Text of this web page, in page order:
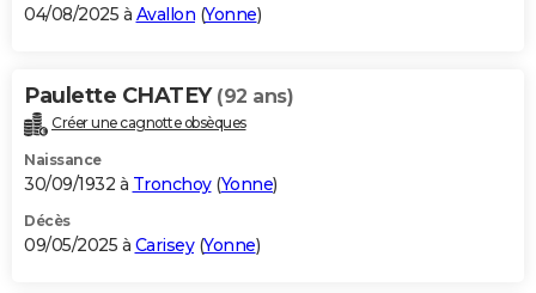
BONS PLANS
Carte de Noël
Carte Bonne année
Carte Saint-Valentin
Carte Pâques
Carte d'anniversaire
DICTIONNAIRE
Dictionnaire
Biographies
Citations
Expressions
Proverbes
PROGRAMME TV
S'inscrire
Se connecter
Lycées
Collèges
Primaires
Universités
Entreprises
Service militaire
Avis de recherche
AVIS DE DÉCÈS
04/08/2025 à Avallon (Yonne)
Paulette CHATEY (92 ans)
Créer une cagnotte obsèques
Naissance
30/09/1932 à Tronchoy(Yonne)
Décès
09/05/2025 à Carisey(Yonne)